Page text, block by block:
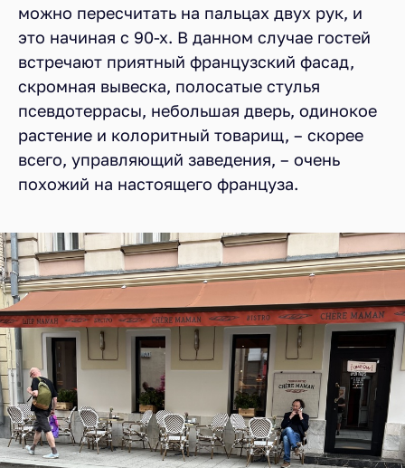
можно пересчитать на пальцах двух рук, и
это начиная с 90-х. В данном случае гостей
встречают приятный французский фасад,
скромная вывеска, полосатые стулья
псевдотеррасы, небольшая дверь, одинокое
растение и колоритный товарищ, – скорее
всего, управляющий заведения, – очень
похожий на настоящего француза.